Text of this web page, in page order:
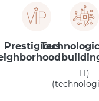
(IT
Prestigious